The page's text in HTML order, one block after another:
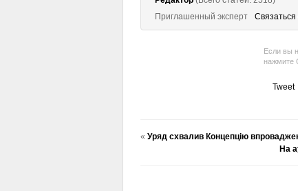
Приглашенный эксперт
Если вы
нажмите
Tweet
« Уряд схвалив Концепцію
На